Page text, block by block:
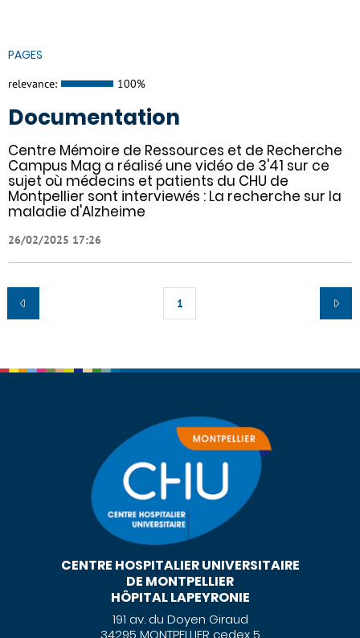
PAGES
relevance: 100%
Documentation
Centre Mémoire de Ressources et de Recherche
Campus Mag a réalisé une vidéo de 3'41 sur ce
sujet où médecins et patients du CHU de
Montpellier sont interviewés : La recherche sur la
maladie d'Alzheime
26/02/2025 17:26
1
CENTRE HOSPITALIER UNIVERSITAIRE
DE MONTPELLIER
HÔPITAL LAPEYRONIE
191 av. du Doyen Giraud
34295 MONTPELLIER cedex 5